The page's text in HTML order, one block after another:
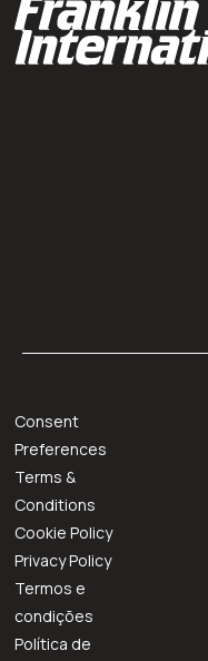
Consent
Preferences
Terms &
Conditions
Cookie Policy
Privacy Policy
Termos e
condições
Política de